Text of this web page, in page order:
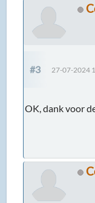
#3 27-07-2024
OK, dank voor